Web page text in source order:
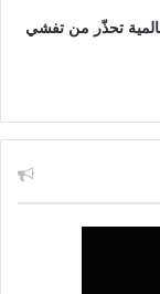
تحذّر من تفشي